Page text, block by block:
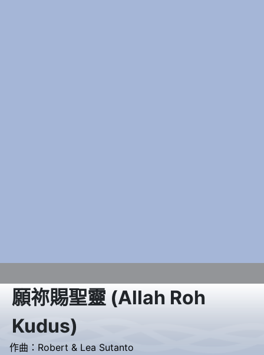
願祢賜聖靈 (Allah Roh
Kudus)
作曲： Robert & Lea Sutanto